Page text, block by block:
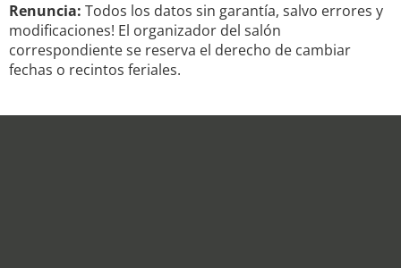
Renuncia: Todos los datos sin garantía, salvo errores y
modificaciones! El organizador del salón
correspondiente se reserva el derecho de cambiar
fechas o recintos feriales.